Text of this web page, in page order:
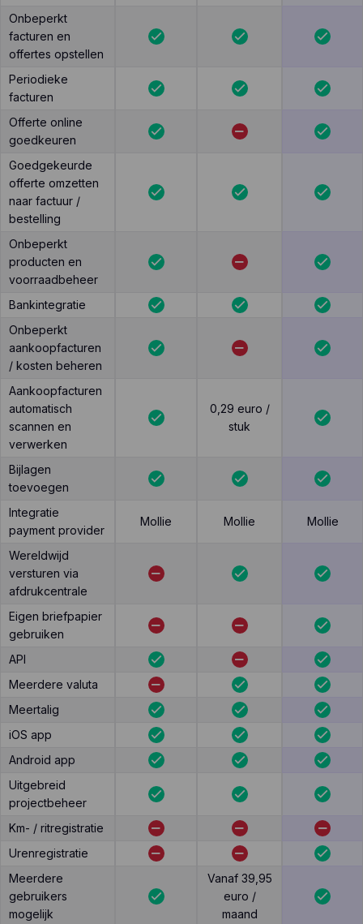
Onbeperkt
facturen en
offertes opstellen
Periodieke
facturen
Offerte online
goedkeuren
Goedgekeurde
offerte omzetten
naar factuur /
bestelling
Onbeperkt
producten en
voorraadbeheer
Bankintegratie
Onbeperkt
aankoopfacturen
/ kosten beheren
Aankoopfacturen
automatisch
scannen en
verwerken
0,29 euro /
stuk
Bijlagen
toevoegen
Integratie
payment provider
Mollie Mollie Mollie
Wereldwijd
versturen via
afdrukcentrale
Eigen briefpapier
gebruiken
API
Meerdere valuta
Meertalig
iOS app
Android app
Uitgebreid
projectbeheer
Km- / ritregistratie
Urenregistratie
Meerdere
gebruikers
mogelijk
Vanaf 39,95
euro /
maand